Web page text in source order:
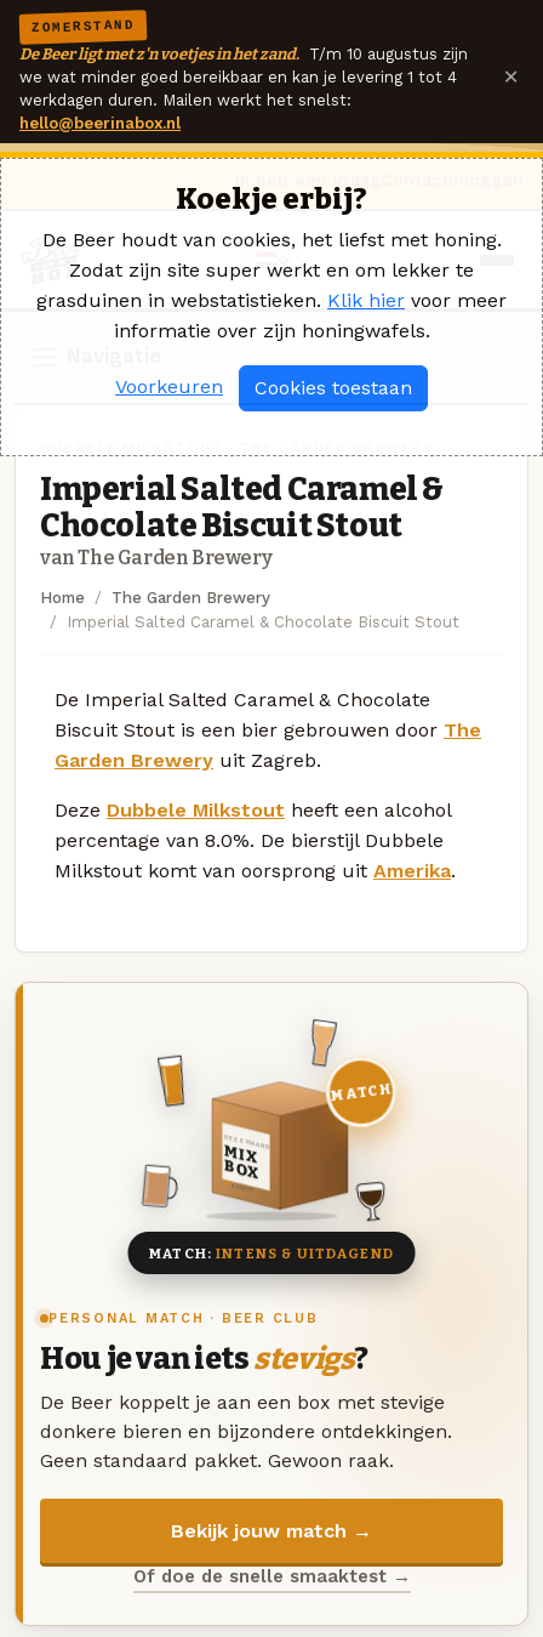
ZOMERSTAND
De Beer ligt met z'n voetjes in het zand. T/m 10 augustus zijn
we wat minder goed bereikbaar en kan je levering 1 tot 4
werkdagen duren. Mailen werkt het snelst:
hello@beerinabox.nl
×
Imperial Salted Caramel &
Chocolate Biscuit Stout
van The Garden Brewery
Home
The Garden Brewery
Imperial Salted Caramel & Chocolate Biscuit Stout
De Imperial Salted Caramel & Chocolate
Biscuit Stout is een bier gebrouwen door The
Garden Brewery uit Zagreb.
Deze Dubbele Milkstout heeft een alcohol
percentage van 8.0%. De bierstijl Dubbele
Milkstout komt van oorsprong uit Amerika.
PERSONAL MATCH · BEER CLUB
Hou je van ietsstevigs?
De Beer koppelt je aan een box met stevige
donkere bieren en bijzondere ontdekkingen.
Geen standaard pakket. Gewoon raak.
Bekijk jouw match →
Of doe de snelle smaaktest →
DEZE MAAND
MIX
BOX
8 BIEREN
MATCH
MATCH:INTENS & UITDAGEND
Koekje erbij?
De Beer houdt van cookies, het liefst met honing.
Zodat zijn site super werkt en om lekker te
grasduinen in webstatistieken. Klik hier voor meer
informatie over zijn honingwafels.
Voorkeuren Cookies toestaan